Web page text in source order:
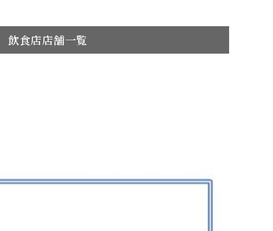
飲食店店舗一覧